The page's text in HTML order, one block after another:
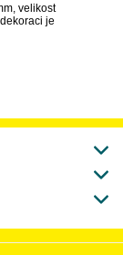
velikost
je